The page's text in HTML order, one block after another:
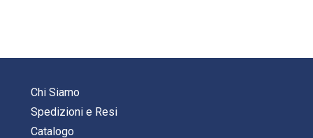
Chi Siamo
Spedizioni e Resi
Catalogo